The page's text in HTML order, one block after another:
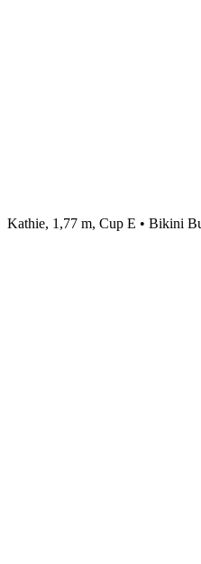
Kathie, 1,77 m, Cup E • Bikini